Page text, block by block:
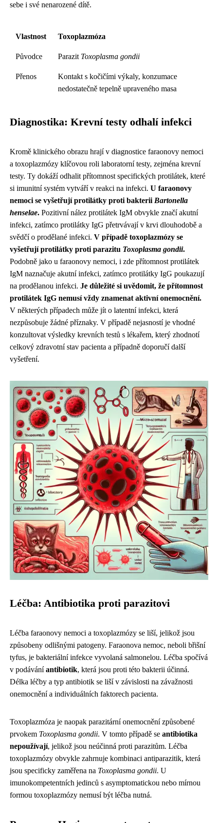
sebe i své nenarozené dítě.
Vlastnost Toxoplazmóza
Původce Parazit Toxoplasma gondii
Přenos
Kontakt s kočičími výkaly, konzumace
nedostatečně tepelně upraveného masa
Diagnostika: Krevní testy odhalí infekci
Kromě klinického obrazu hrají v diagnostice faraonovy nemoci
a toxoplazmózy klíčovou roli laboratorní testy, zejména krevní
testy. Ty dokáží odhalit přítomnost specifických protilátek, které
si imunitní systém vytváří v reakci na infekci. U faraonovy
nemoci se vyšetřují protilátky proti bakterii Bartonella
henselae. Pozitivní nález protilátek IgM obvykle značí akutní
infekci, zatímco protilátky IgG přetrvávají v krvi dlouhodobě a
svědčí o prodělané infekci. V případě toxoplazmózy se
vyšetřují protilátky proti parazitu Toxoplasma gondii.
Podobně jako u faraonovy nemoci, i zde přítomnost protilátek
IgM naznačuje akutní infekci, zatímco protilátky IgG poukazují
na prodělanou infekci. Je důležité si uvědomit, že přítomnost
protilátek IgG nemusí vždy znamenat aktivní onemocnění.
V některých případech může jít o latentní infekci, která
nezpůsobuje žádné příznaky. V případě nejasností je vhodné
konzultovat výsledky krevních testů s lékařem, který zhodnotí
celkový zdravotní stav pacienta a případně doporučí další
vyšetření.
Léčba: Antibiotika proti parazitovi
Léčba faraonovy nemoci a toxoplazmózy se liší, jelikož jsou
způsobeny odlišnými patogeny. Faraonova nemoc, neboli břišní
tyfus, je bakteriální infekce vyvolaná salmonelou. Léčba spočívá
v podáváníantibiotik, která jsou proti této bakterii účinná.
Délka léčby a typ antibiotik se liší v závislosti na závažnosti
onemocnění a individuálních faktorech pacienta.
Toxoplazmóza je naopak parazitární onemocnění způsobené
prvokem Toxoplasma gondii. V tomto případě se antibiotika
nepoužívají, jelikož jsou neúčinná proti parazitům. Léčba
toxoplazmózy obvykle zahrnuje kombinaci antiparazitik, která
jsou specificky zaměřena na Toxoplasma gondii. U
imunokompetentních jedinců s asymptomatickou nebo mírnou
formou toxoplazmózy nemusí být léčba nutná.